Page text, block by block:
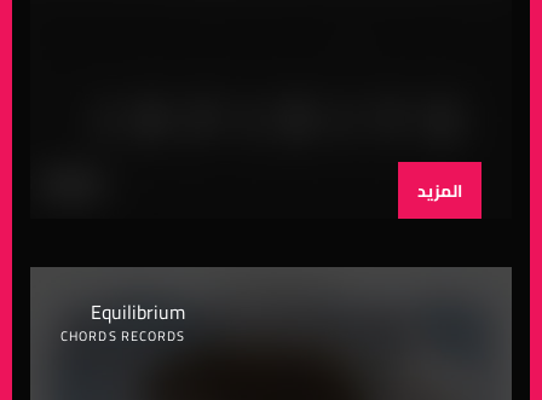
المزيد
Equilibrium
CHORDS RECORDS